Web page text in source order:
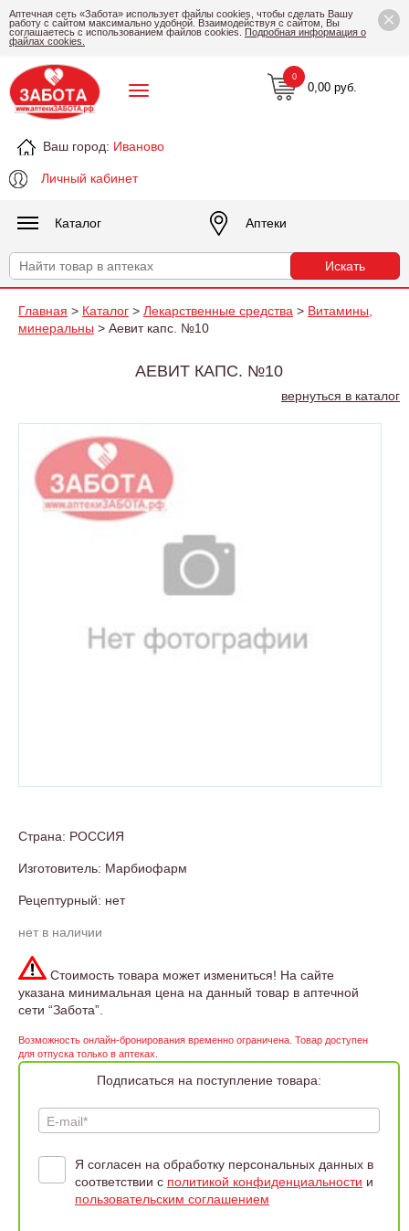
×
Аптечная сеть «Забота» использует файлы cookies, чтобы сделать Вашу
работу с сайтом максимально удобной. Взаимодействуя с сайтом, Вы
соглашаетесь с использованием файлов cookies. Подробная информация о
файлах cookies.
Ваш город: Иваново
Личный кабинет
0,00 руб.
0
Каталог Аптеки
Главная > Каталог > Лекарственные средства > Витамины,
минеральны > Аевит капс. №10
АЕВИТ КАПС. №10
вернуться в каталог
Страна: РОССИЯ
Изготовитель: Марбиофарм
Рецептурный: нет
нет в наличии
Стоимость товара может измениться! На сайте
указана минимальная цена на данный товар в аптечной
сети “Забота”.
Возможность онлайн-бронирования временно ограничена. Товар доступен
для отпуска только в аптеках.
Подписаться на поступление товара:
E-mail*
Я согласен на обработку персональных данных в
соответствии с политикой конфиденциальности и
пользовательским соглашением